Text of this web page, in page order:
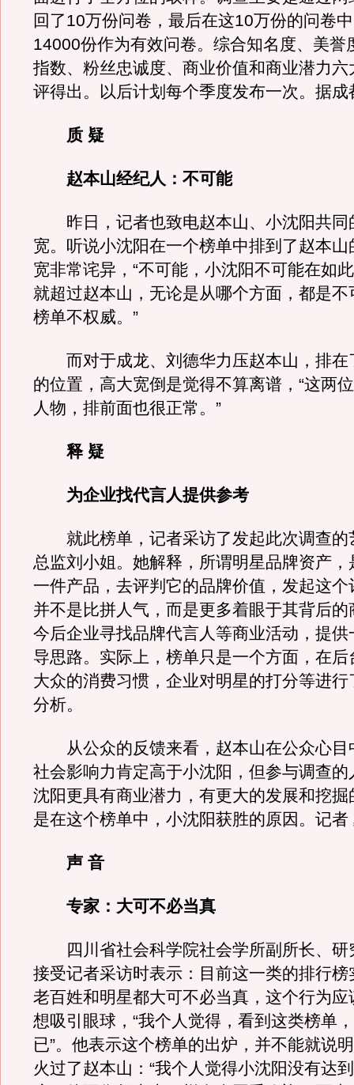
回了10万份问卷，最后在这10万份的问卷
14000份作为有效问卷。综合知名度、美誉
指数、粉丝忠诚度、商业价值和商业潜力六
评得出。以后计划每个季度发布一次。据成
质 疑
赵本山经纪人：不可能
昨日，记者也致电赵本山、小沈阳共同
宽。听说小沈阳在一个榜单中排到了赵本山
宽非常诧异，“不可能，小沈阳不可能在如
就超过赵本山，无论是从哪个方面，都是不
榜单不权威。”
而对于成龙、刘德华力压赵本山，排在
的位置，高大宽倒是觉得不算离谱，“这两
人物，排前面也很正常。”
释 疑
为企业找代言人提供参考
就此榜单，记者采访了发起此次调查的
总监刘小姐。她解释，所谓明星品牌资产，
一件产品，去评判它的品牌价值，发起这个
并不是比拼人气，而是更多着眼于其背后的
今后企业寻找品牌代言人等商业活动，提供
导思路。实际上，榜单只是一个方面，在后
大众的消费习惯，企业对明星的打分等进行
分析。
从公众的反馈来看，赵本山在公众心目
社会影响力肯定高于小沈阳，但参与调查的
沈阳更具有商业潜力，有更大的发展和挖掘
是在这个榜单中，小沈阳获胜的原因。记者
声 音
专家：大可不必当真
四川省社会科学院社会学所副所长、研
接受记者采访时表示：目前这一类的排行榜
老百姓和明星都大可不必当真，这个行为应
想吸引眼球，“我个人觉得，看到这类榜单
已”。他表示这个榜单的出炉，并不能就说
火过了赵本山：“我个人觉得小沈阳没有达